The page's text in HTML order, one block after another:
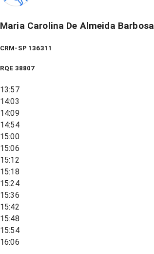
Maria Carolina De Almeida Barbosa
CRM-SP 136311
RQE 38807
13:57
14:03
14:09
14:54
15:00
15:06
15:12
15:18
15:24
15:36
15:42
15:48
15:54
16:06